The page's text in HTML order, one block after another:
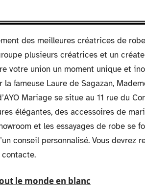
des meilleures créatrices de
plusieurs créatrices et un
votre union un moment unique et
la fameuse Laure de Sagazan,
Mariage se situe au 11 rue du
élégantes, des accessoires de
et les essayages de robe se
conseil personnalisé. Vous
contacte.
le monde en blanc